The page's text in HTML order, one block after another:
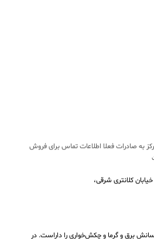
به صادرات فعلا اطلاعات تماس برای فروش